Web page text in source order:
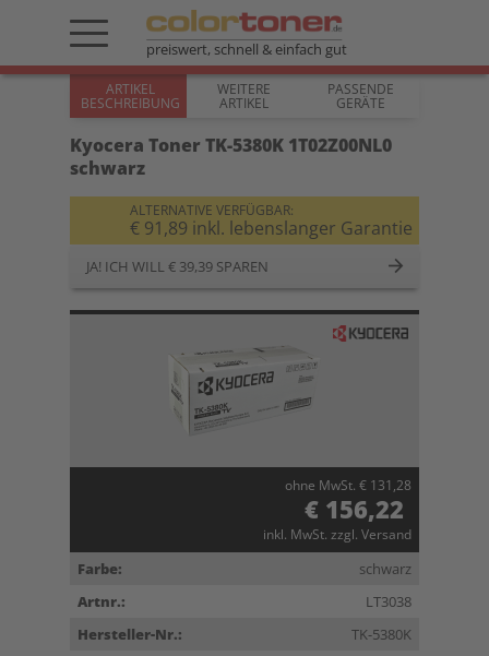
preiswert, schnell & einfach gut
ARTIKEL
BESCHREIBUNG
WEITERE
ARTIKEL
PASSENDE
GERÄTE
Kyocera Toner TK-5380K 1T02Z00NL0
schwarz
ALTERNATIVE VERFÜGBAR:
€ 91,89 inkl. lebenslanger Garantie
JA! ICH WILL € 39,39 SPAREN
ohne MwSt. € 131,28
€ 156,22
inkl. MwSt. zzgl. Versand
Farbe:
schwarz
Artnr.:
LT3038
Hersteller-Nr.:
TK-5380K